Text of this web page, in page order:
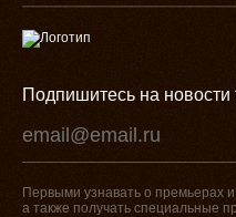
Подпишитесь на новости
Первыми узнавать о премьерах
а также получать специальные